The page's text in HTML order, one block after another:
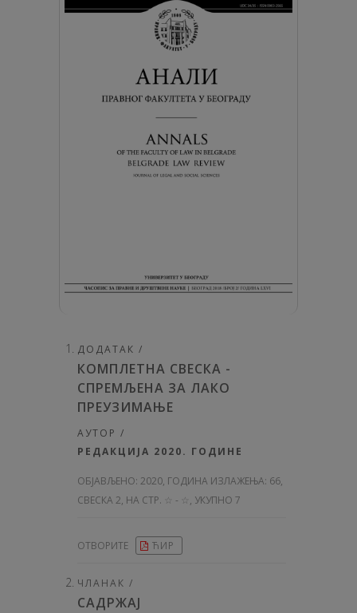
ДОДАТАК /
КОМПЛЕТНА СВЕСКА -
СПРЕМЉЕНА ЗА ЛАКО
ПРЕУЗИМАЊЕ
АУТОР /
РЕДАКЦИЈА 2020. ГОДИНЕ
ОБЈАВЉЕНО: 2020, ГОДИНА ИЗЛАЖЕЊА: 66,
СВЕСКА 2, НА СТР. ☆ - ☆, УКУПНО 7
ОТВОРИТЕ ЋИР
ЧЛАНАК /
САДРЖАЈ